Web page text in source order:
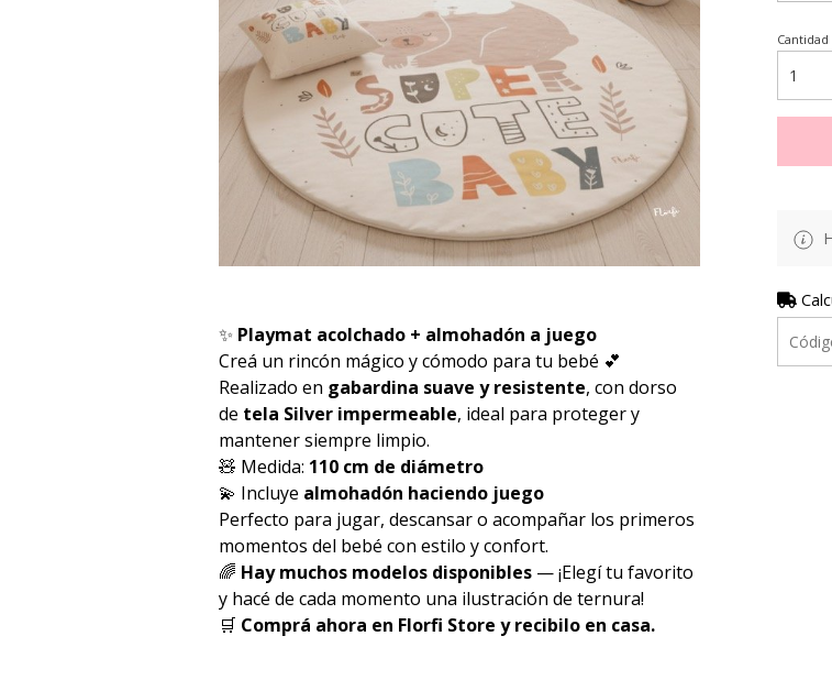
✨ Playmat acolchado + almohadón a juego
Creá un rincón mágico y cómodo para tu bebé 💕
Realizado en gabardina suave y resistente, con dorso
de tela Silver impermeable, ideal para proteger y
mantener siempre limpio.
🧸 Medida: 110 cm de diámetro
💫 Incluye almohadón haciendo juego
Perfecto para jugar, descansar o acompañar los primeros
momentos del bebé con estilo y confort.
🌈 Hay muchos modelos disponibles — ¡Elegí tu favorito
y hacé de cada momento una ilustración de ternura!
🛒 Comprá ahora en Florfi Store y recibilo en casa.
Cantidad